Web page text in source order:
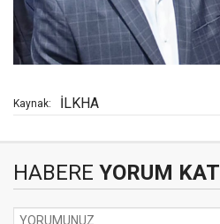
Kaynak: İLKHA
HABERE YORUM KAT